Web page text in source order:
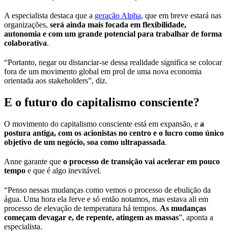
A especialista destaca que a geração Alpha, que em breve estará nas
organizações, será ainda mais focada em flexibilidade,
autonomia e com um grande potencial para trabalhar de forma
colaborativa.
“Portanto, negar ou distanciar-se dessa realidade significa se colocar
fora de um movimento global em prol de uma nova economia
orientada aos stakeholders”, diz.
E o futuro do capitalismo consciente?
O movimento do capitalismo consciente está em expansão, e a
postura antiga, com os acionistas no centro e o lucro como único
objetivo de um negócio, soa como ultrapassada.
Anne garante que o processo de transição vai acelerar em pouco
tempo e que é algo inevitável.
“Penso nessas mudanças como vemos o processo de ebulição da
água. Uma hora ela ferve e só então notamos, mas estava ali em
processo de elevação de temperatura há tempos. As mudanças
começam devagar e, de repente, atingem as massas”, aponta a
especialista.